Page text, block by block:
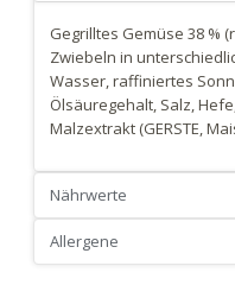
Gegrilltes Gemüse 38 %
Zwiebeln in
Wasser, raffiniertes
Ölsäuregehalt, Salz,
Malzextrakt (GERSTE,
Nährwerte
Allergene